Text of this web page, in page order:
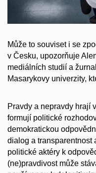
Může to souviset i se
v Česku, upozorňuje
mediálních studií a
Masarykovy univerzity,
Pravdy a nepravdy hrají
formují politické
demokratickou
dialog a transparentnost
politické aktéry k
(ne)pravdivost může